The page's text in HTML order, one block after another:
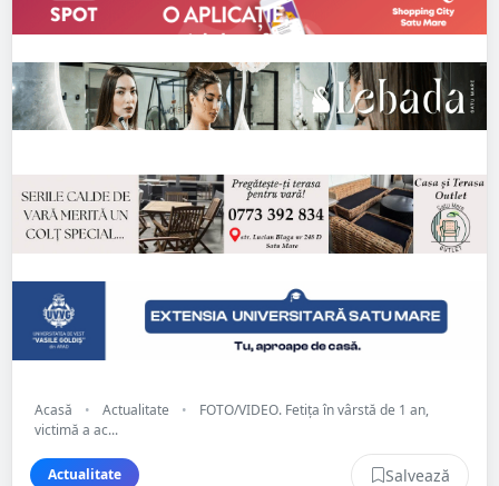
Acasă • Actualitate •
FOTO/VIDEO. Fetița în vârstă de 1 an,
victimă a ac...
Actualitate Salvează